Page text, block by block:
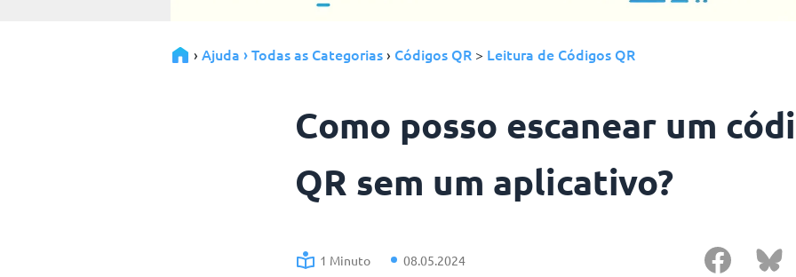
› Ajuda › Todas as Categorias › Códigos QR > Leitura de Códigos QR
Como posso escanear um
QR sem um aplicativo?
1 Minuto 08.05.2024